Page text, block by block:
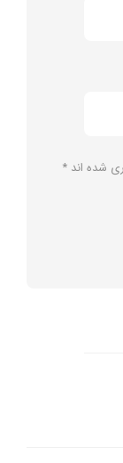
شده اند *